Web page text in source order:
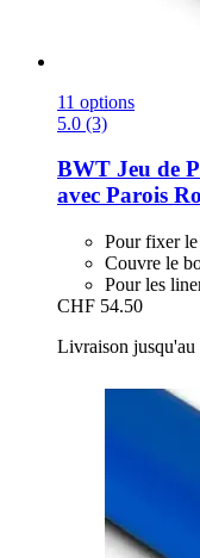
11 options
5.0 (3)
BWT Jeu de
avec Parois
Pour fixer
Couvre le
Pour les
CHF 54.50
Livraison jusqu'au